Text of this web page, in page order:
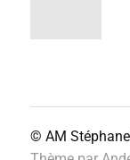
© AM